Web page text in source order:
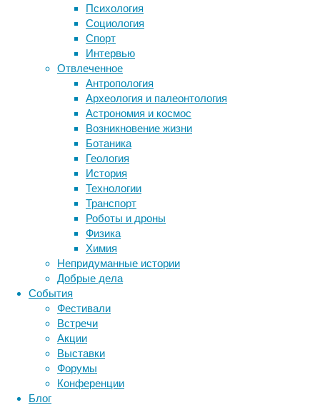
Психология
Социология
Спорт
Интервью
Отвлеченное
Антропология
Археология и палеонтология
Астрономия и космос
Возникновение жизни
Ботаника
Геология
История
Технологии
Транспорт
Роботы и дроны
Физика
Химия
Непридуманные истории
Добрые дела
События
Фестивали
Встречи
Акции
Выставки
Форумы
Конференции
Блог
Устройство,
облегчающее
жизнь
пациентке
поздних
стадиях
бокового
амиотрофического
склероза
было
представлено
на
ежегодной
конференции
Society
for
Neuroscience,
которая
проходила
Метки
ДНК бактерии
биотехнология
генетика дети животные
здоровье знания иммунитет
инструменты и методы
исследования
лекарства медицина
мозг наука неврология
нейробиология
нейрофизиология
онкология
поведение
сон социальные проблемы
физиология
эмоции